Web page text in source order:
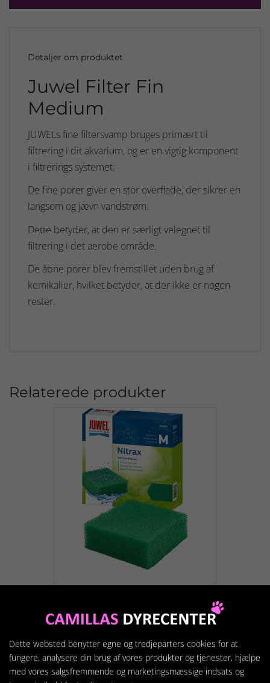
Detaljer om produktet
Juwel Filter Fin
Medium
JUWELs fine filtersvamp bruges primært til
filtrering i dit akvarium, og er en vigtig komponent
i filtrerings systemet.
De fine porer giver en stor overflade, der sikrer en
langsom og jævn vandstrøm.
Dette betyder, at den er særligt velegnet til
filtrering i det aerobe område.
De åbne porer blev fremstillet uden brug af
kemikalier, hvilket betyder, at der ikke er nogen
rester.
Relaterede produkter
Medium
89,95 kr.
Dette websted benytter egne og tredjeparters cookies for at
fungere, analysere din brug af vores produkter og tjenester, hjælpe
med vores salgsfremmende og marketingsmæssige indsats og